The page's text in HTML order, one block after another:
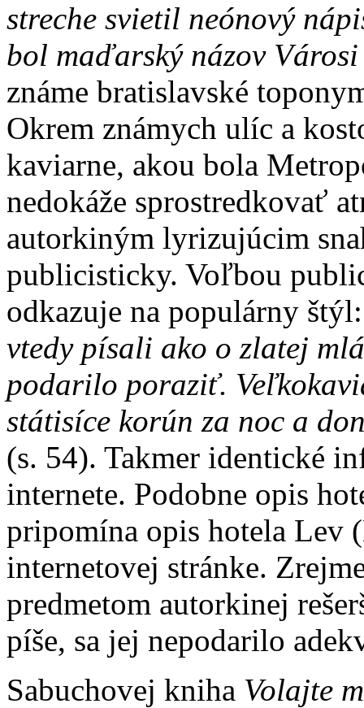
streche svietil neónový
bol maďarský názov
známe bratislavské
Okrem známych ulíc a
kaviarne, akou bola
nedokáže sprostredkovať
autorkiným lyrizujúcim
publicisticky. Voľbou
odkazuje na populárny
vtedy písali ako o zlatej
podarilo poraziť.
státisíce korún za noc a
(s. 54). Takmer identické
internete. Podobne opis
pripomína opis hotela Lev
internetovej stránke.
predmetom autorkinej
píše, sa jej nepodarilo
Sabuchovej kniha Volajte